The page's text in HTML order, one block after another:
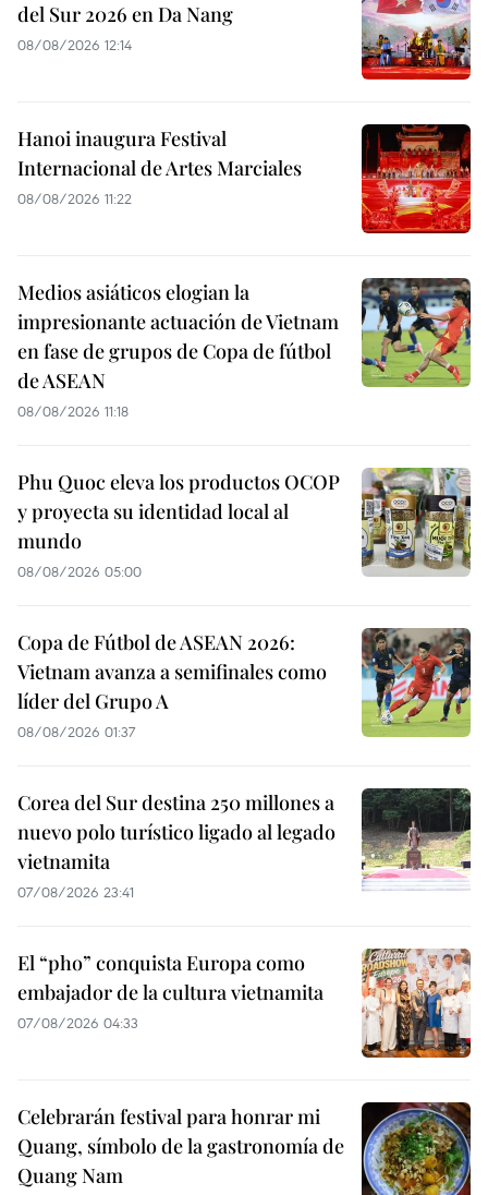
del Sur 2026 en Da Nang
08/08/2026 12:14
Hanoi inaugura Festival
Internacional de Artes Marciales
08/08/2026 11:22
Medios asiáticos elogian la
impresionante actuación de Vietnam
en fase de grupos de Copa de fútbol
de ASEAN
08/08/2026 11:18
Phu Quoc eleva los productos OCOP
y proyecta su identidad local al
mundo
08/08/2026 05:00
Copa de Fútbol de ASEAN 2026:
Vietnam avanza a semifinales como
líder del Grupo A
08/08/2026 01:37
Corea del Sur destina 250 millones a
nuevo polo turístico ligado al legado
vietnamita
07/08/2026 23:41
El “pho” conquista Europa como
embajador de la cultura vietnamita
07/08/2026 04:33
Celebrarán festival para honrar mi
Quang, símbolo de la gastronomía de
Quang Nam